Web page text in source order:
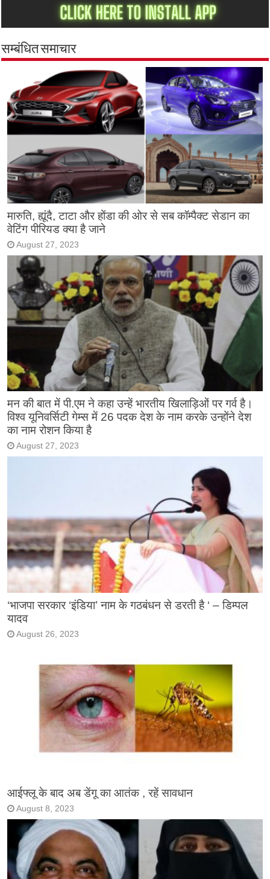
सम्बंधित समाचार
मारुति, ह्यूंदै, टाटा और होंडा की ओर से सब कॉम्पैक्ट सेडान का
वेटिंग पीरियड क्या है जाने
August 27, 2023
मन की बात में पी.एम ने कहा उन्हें भारतीय खिलाड़िओं पर गर्व है।
विश्व यूनिवर्सिटी गेम्स में 26 पदक देश के नाम करके उन्होंने देश
का नाम रोशन किया है
August 27, 2023
‘भाजपा सरकार ‘इंडिया’ नाम के गठबंधन से डरती है ‘ – डिम्पल
यादव
August 26, 2023
आईफ्लू के बाद अब डेंगू का आतंक , रहें सावधान
August 8, 2023